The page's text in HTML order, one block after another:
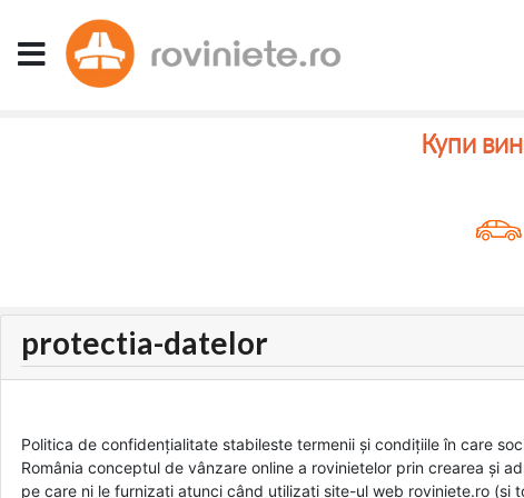
Купи
protectia-datelor
Politica de confidențialitate stabileste termenii și condițiile în care
România conceptul de vânzare online a rovinietelor prin crearea și
pe care ni le furnizați atunci când utilizați site-ul web roviniete.ro